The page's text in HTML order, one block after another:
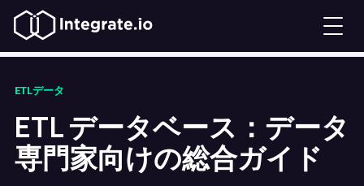
ETLデータ
ETL データベース：データ
専門家向けの総合ガイド